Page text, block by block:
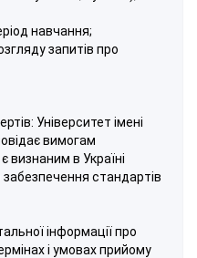
навчання;
запитів про
Університет імені
вимогам
визнаним в Україні
стандаpтів
інформації про
і умовах прийому